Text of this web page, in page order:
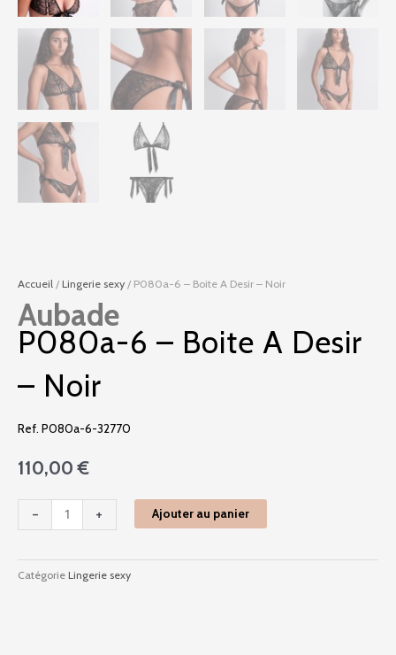
Accueil / Lingerie sexy / P080a-6 – Boite A Desir – Noir
Aubade
P080a-6 – Boite A Desir
– Noir
Ref. P080a-6-32770
110,00€
-
de
+ Ajouter au panier
Catégorie Lingerie sexy